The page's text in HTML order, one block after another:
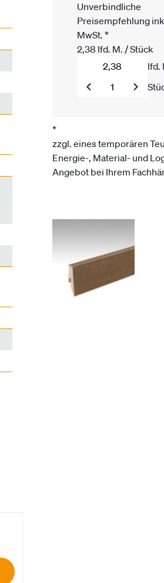
Unverbindliche
Preisempfehlung
MwSt. *
2,38 lfd. M. /Stück
lfd.
*
zzgl. eines temporären
Energie-, Material- und
Angebot bei Ihrem